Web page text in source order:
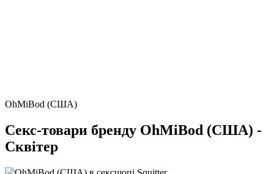
OhMiBod (США)
Секс-товари бренду OhMiBod (США) -
Сквітер